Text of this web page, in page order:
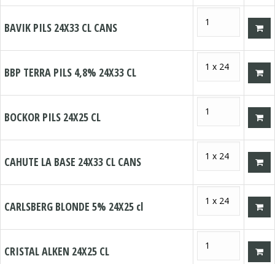
BAVIK PILS 24X33 CL CANS
BBP TERRA PILS 4,8% 24X33 CL
BOCKOR PILS 24X25 CL
CAHUTE LA BASE 24X33 CL CANS
CARLSBERG BLONDE 5% 24X25 cl
CRISTAL ALKEN 24X25 CL